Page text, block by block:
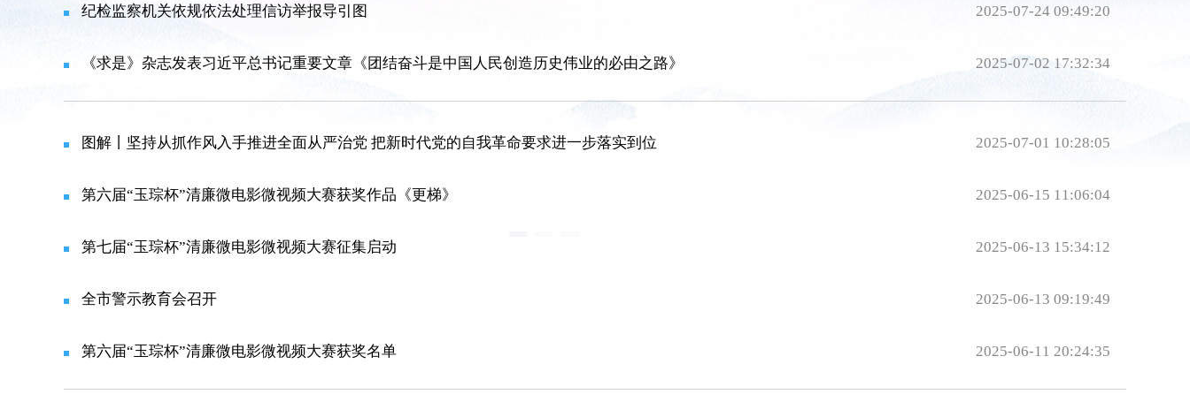
纪检监察机关依规依法处理信访举报导引图 2025-07-24 09:49:20
《求是》杂志发表习近平总书记重要文章《团结奋斗是中国人民创造历史伟业的必由之路》 2025-07-02 17:32:34
图解丨坚持从抓作风入手推进全面从严治党 把新时代党的自我革命要求进一步落实到位 2025-07-01 10:28:05
第六届“玉琮杯”清廉微电影微视频大赛获奖作品《更梯》 2025-06-15 11:06:04
第七届“玉琮杯”清廉微电影微视频大赛征集启动 2025-06-13 15:34:12
全市警示教育会召开 2025-06-13 09:19:49
第六届“玉琮杯”清廉微电影微视频大赛获奖名单 2025-06-11 20:24:35